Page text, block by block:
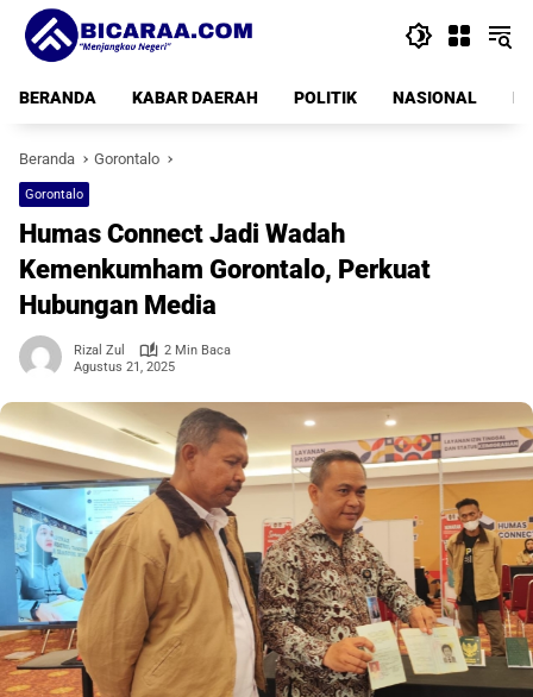
Langsung
konten
BERANDA
KABAR DAERAH POLITIK NASIONAL
Beranda Gorontalo
Gorontalo
Humas Connect Jadi Wadah
Kemenkumham Gorontalo, Perkuat
Hubungan Media
Rizal Zul
2 Min Baca
Agustus 21, 2025